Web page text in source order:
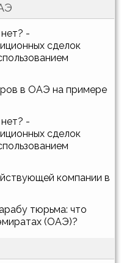
-
сделок
в ОАЭ на примере
-
сделок
компании в
тюрьма: что
(ОАЭ)?